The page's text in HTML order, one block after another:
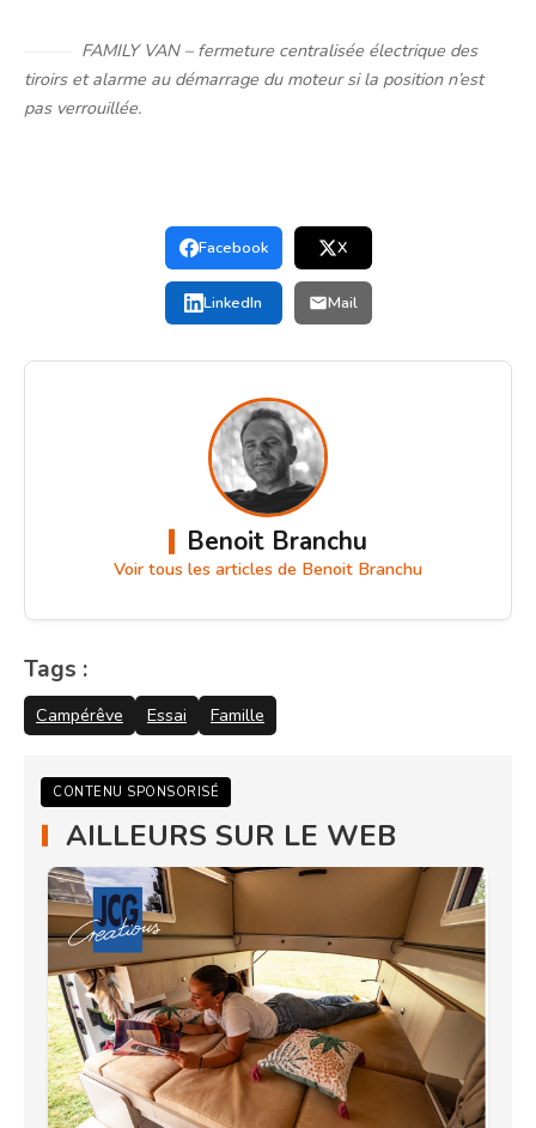
FAMILY VAN – fermeture centralisée électrique des
tiroirs et alarme au démarrage du moteur si la position n’est
pas verrouillée.
Facebook X
LinkedIn Mail
Benoit Branchu
Voir tous les articles de Benoit Branchu
Tags :
Campérêve Essai Famille
CONTENU SPONSORISÉ
AILLEURS SUR LE WEB